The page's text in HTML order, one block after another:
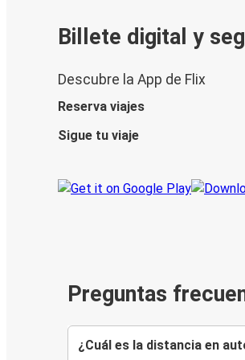
Billete digital y
Descubre la App de Flix
Reserva viajes
Sigue tu viaje
Preguntas
¿Cuál es la distancia en